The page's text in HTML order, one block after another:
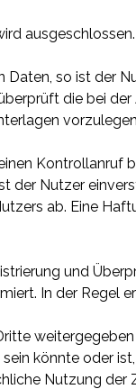
ausgeschlossen.
Daten, so ist
die bei
der Nutzer
ab. Eine
und
In der Regel
könnte oder
Nutzung der